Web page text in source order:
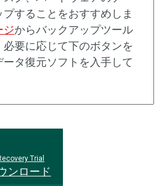
することをおすすめしま
ジからバックアップツール
必要に応じて下のボタンを
ータ復元ソフトを入手して
Trial
ンロード